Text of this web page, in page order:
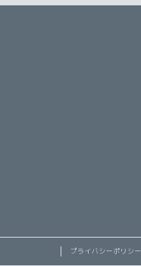
プライバシーポリシー